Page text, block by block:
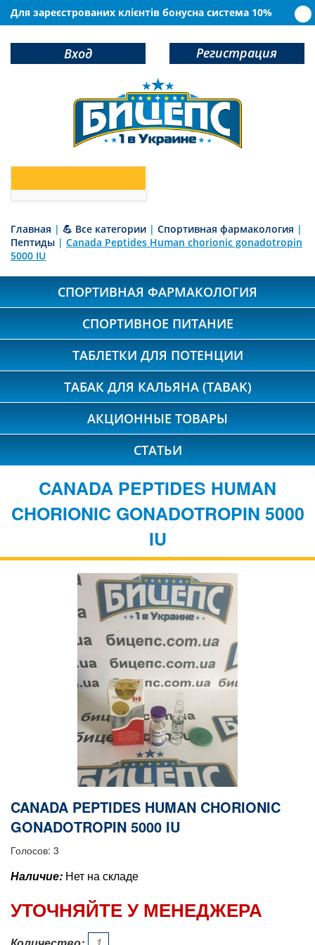
Для зареєстрованих клієнтів бонусна система 10%
Вход Регистрация
Главная | 💪 Все категории | Спортивная фармакология |
Пептиды | Canada Peptides Human chorionic gonadotropin
5000 IU
СПОРТИВНАЯ ФАРМАКОЛОГИЯ
СПОРТИВНОЕ ПИТАНИЕ
ТАБЛЕТКИ ДЛЯ ПОТЕНЦИИ
ТАБАК ДЛЯ КАЛЬЯНА (TABAK)
АКЦИОННЫЕ ТОВАРЫ
СТАТЬИ
CANADA PEPTIDES HUMAN
CHORIONIC GONADOTROPIN 5000
IU
CANADA PEPTIDES HUMAN CHORIONIC
GONADOTROPIN 5000 IU
Голосов: 3
Наличие: Нет на складе
УТОЧНЯЙТЕ У МЕНЕДЖЕРА